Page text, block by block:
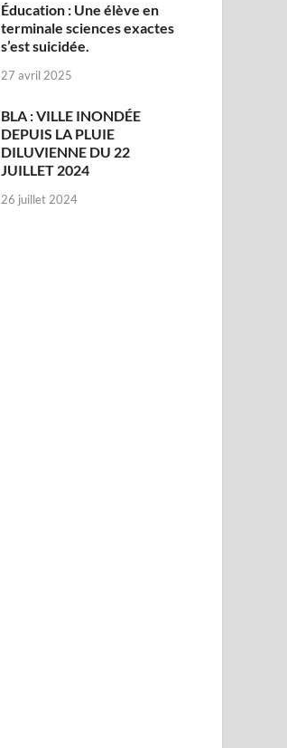
Éducation : Une élève en
terminale sciences exactes
s’est suicidée.
27 avril 2025
BLA : VILLE INONDÉE
DEPUIS LA PLUIE
DILUVIENNE DU 22
JUILLET 2024
26 juillet 2024